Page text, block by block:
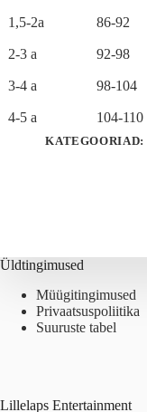
1,5-2a 86-92
2-3 a 92-98
3-4 a 98-104
4-5 a 104-110
KATEGOORIAD:
Üldtingimused
Müügitingimused
Privaatsuspoliitika
Suuruste tabel
Lillelaps Entertainment